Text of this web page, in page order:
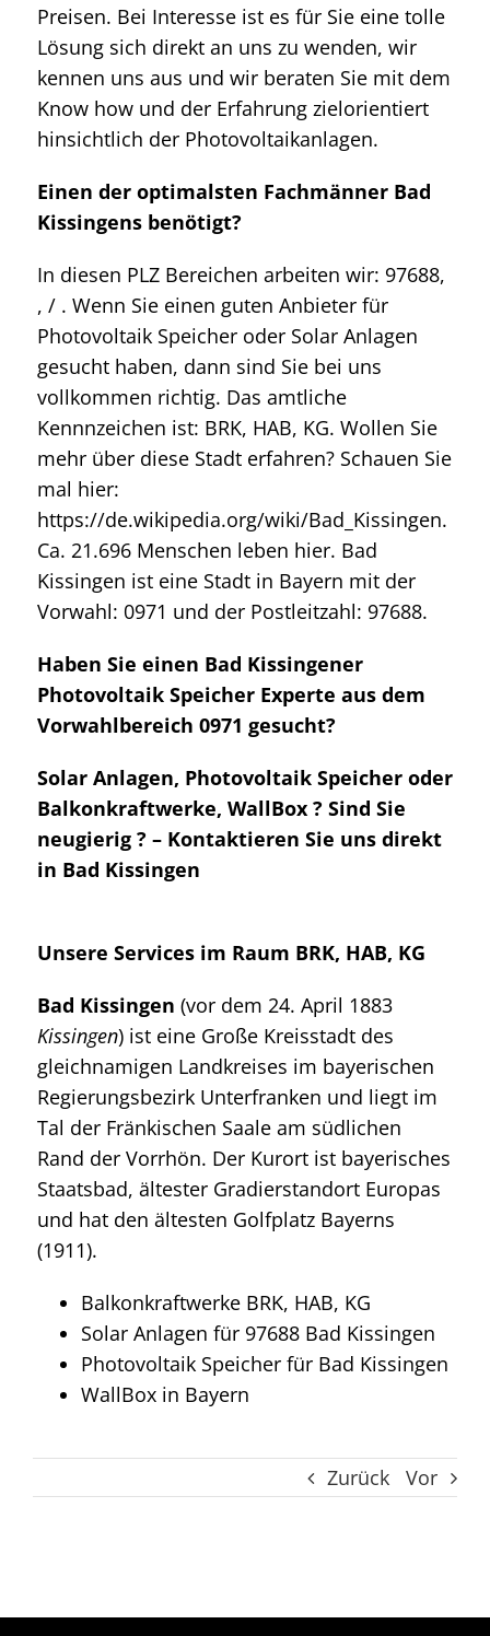
Preisen. Bei Interesse ist es für Sie eine tolle
Lösung sich direkt an uns zu wenden, wir
kennen uns aus und wir beraten Sie mit dem
Know how und der Erfahrung zielorientiert
hinsichtlich der Photovoltaikanlagen.
Einen der optimalsten Fachmänner Bad
Kissingens benötigt?
In diesen PLZ Bereichen arbeiten wir: 97688,
, / . Wenn Sie einen guten Anbieter für
Photovoltaik Speicher oder Solar Anlagen
gesucht haben, dann sind Sie bei uns
vollkommen richtig. Das amtliche
Kennnzeichen ist: BRK, HAB, KG. Wollen Sie
mehr über diese Stadt erfahren? Schauen Sie
mal hier:
https://de.wikipedia.org/wiki/Bad_Kissingen.
Ca. 21.696 Menschen leben hier. Bad
Kissingen ist eine Stadt in Bayern mit der
Vorwahl: 0971 und der Postleitzahl: 97688.
Haben Sie einen Bad Kissingener
Photovoltaik Speicher Experte aus dem
Vorwahlbereich 0971 gesucht?
Solar Anlagen, Photovoltaik Speicher oder
Balkonkraftwerke, WallBox ? Sind Sie
neugierig ? – Kontaktieren Sie uns direkt
in Bad Kissingen
Unsere Services im Raum BRK, HAB, KG
Bad Kissingen (vor dem 24. April 1883
Kissingen) ist eine Große Kreisstadt des
gleichnamigen Landkreises im bayerischen
Regierungsbezirk Unterfranken und liegt im
Tal der Fränkischen Saale am südlichen
Rand der Vorrhön. Der Kurort ist bayerisches
Staatsbad, ältester Gradierstandort Europas
und hat den ältesten Golfplatz Bayerns
(1911).
Balkonkraftwerke BRK, HAB, KG
Solar Anlagen für 97688 Bad Kissingen
Photovoltaik Speicher für Bad Kissingen
WallBox in Bayern
Zurück Vor